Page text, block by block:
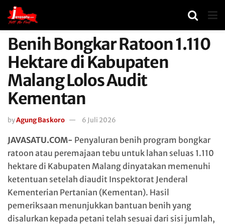
Benih Bongkar Ratoon 1.110
Hektare di Kabupaten
Malang Lolos Audit
Kementan
byAgung Baskoro 6 Juli 2026
JAVASATU.COM- Penyaluran benih program bongkar
ratoon atau peremajaan tebu untuk lahan seluas 1.110
hektare di Kabupaten Malang dinyatakan memenuhi
ketentuan setelah diaudit Inspektorat Jenderal
Kementerian Pertanian (Kementan). Hasil
pemeriksaan menunjukkan bantuan benih yang
disalurkan kepada petani telah sesuai dari sisi jumlah,